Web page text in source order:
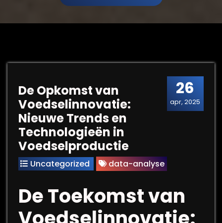
26
apr, 2025
De Opkomst van
Voedselinnovatie:
Nieuwe Trends en
Technologieën in
Voedselproductie
Uncategorized data-analyse
De Toekomst van